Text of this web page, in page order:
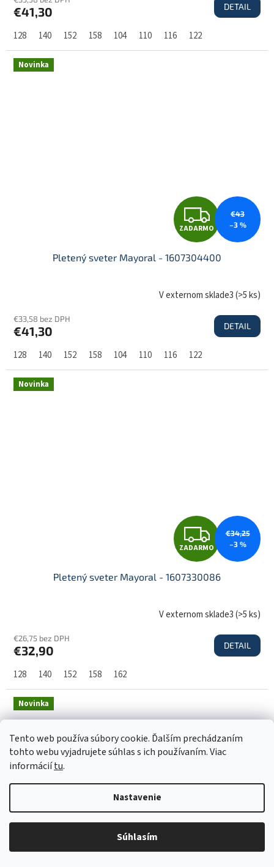
Tento web používa súbory cookie. Ďalším prechádzaním
tohto webu vyjadrujete súhlas s ich používaním. Viac
informáciítu.
Nastavenie
Súhlasím
A
R
€41,30 DETAIL
128 140 152 158 104 110 116 122
Novinka
Z
A
D
A
R
ZADARMO
€43
–3 %
Pletený sveter Mayoral - 1607304400
V externom sklade3(>5 ks)
€33,58 bez DPH
€41,30 DETAIL
128 140 152 158 104 110 116 122
Novinka
Z
A
D
A
R
M
ZADARMO
€34,25
–3 %
Pletený sveter Mayoral - 1607330086
V externom sklade3(>5 ks)
€26,75 bez DPH
€32,90 DETAIL
128 140 152 158 162
Novinka
Z€34,25